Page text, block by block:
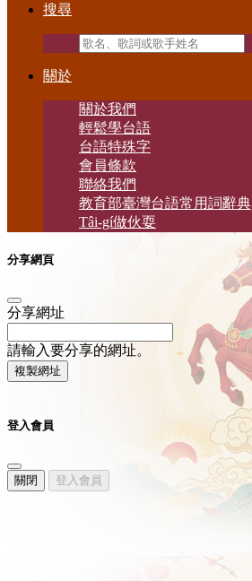
搜尋
關於
關於我們
輕鬆學台語
台語特殊字
會員條款
聯絡我們
教育部臺灣台語常用詞辭典
Tâi-gí做伙耍
分享網頁
分享網址
請輸入要分享的網址。
複製網址
登入會員
關閉 登入會員